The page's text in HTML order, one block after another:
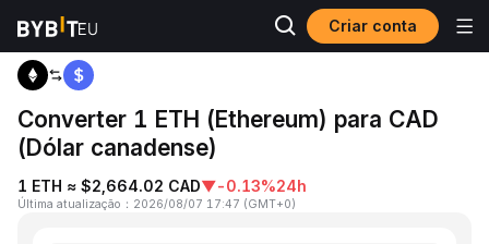
Criar conta
Página inicial
Converter 1 ETH (Ethereum) para CAD
(Dólar canadense)
1 ETH ≈ $2,664.02 CAD▼-0.13%24h
Última atualização ： 2026/08/07 17:47 (GMT+0)